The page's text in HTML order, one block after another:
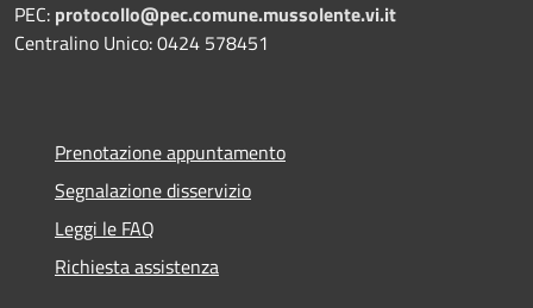
PEC: protocollo@pec.comune.mussolente.vi.it
Centralino Unico: 0424 578451
Prenotazione appuntamento
Segnalazione disservizio
Leggi le FAQ
Richiesta assistenza